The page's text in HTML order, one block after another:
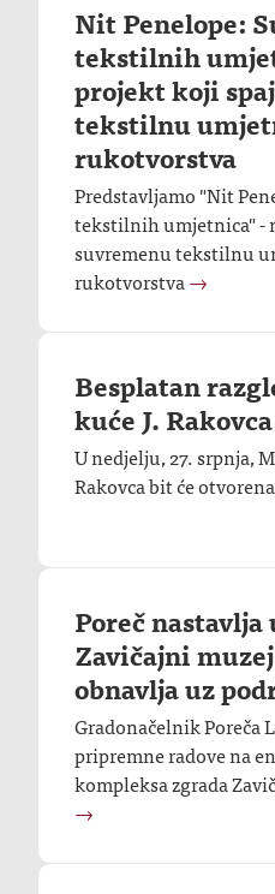
Nit Penelope:
tekstilnih
projekt koji
tekstilnu
rukotvorstva
Predstavljamo "Nit
tekstilnih umjetnica" -
suvremenu tekstilnu
rukotvorstva→
Besplatan
kuće J.
U nedjelju, 27. srpnja,
Rakovca bit će
Poreč
Zavičajni
obnavlja uz
Gradonačelnik Poreča
pripremne radove na
kompleksa zgrada
→